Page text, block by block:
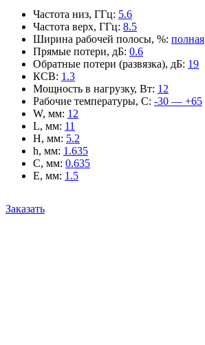
Частота низ, ГГц: 5.6
Частота верх, ГГц: 8.5
Ширина рабочей полосы, %: полная
Прямые потери, дБ: 0.6
Обратные потери (развязка), дБ: 19
КСВ: 1.3
Мощность в нагрузку, Вт: 12
Рабочие температуры, С: -30 — +65
W, мм: 12
L, мм: 11
H, мм: 5.2
h, мм: 1.635
C, мм: 0.635
E, мм: 1.5
Заказать